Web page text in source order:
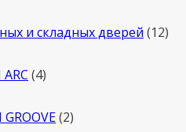
и складных дверей 1212
44
22